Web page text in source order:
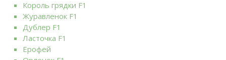
Король грядки F1
Журавленок F1
Дублер F1
Ласточка F1
Ерофей